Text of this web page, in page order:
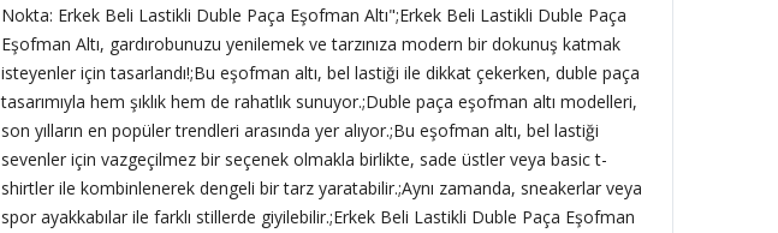
Nokta: Erkek Beli Lastikli Duble Paça Eşofman Altı";Erkek Beli Lastikli Duble Paça
Eşofman Altı, gardırobunuzu yenilemek ve tarzınıza modern bir dokunuş katmak
isteyenler için tasarlandı!;Bu eşofman altı, bel lastiği ile dikkat çekerken, duble paça
tasarımıyla hem şıklık hem de rahatlık sunuyor.;Duble paça eşofman altı modelleri,
son yılların en popüler trendleri arasında yer alıyor.;Bu eşofman altı, bel lastiği
sevenler için vazgeçilmez bir seçenek olmakla birlikte, sade üstler veya basic t-
shirtler ile kombinlenerek dengeli bir tarz yaratabilir.;Aynı zamanda, sneakerlar veya
spor ayakkabılar ile farklı stillerde giyilebilir.;Erkek Beli Lastikli Duble Paça Eşofman